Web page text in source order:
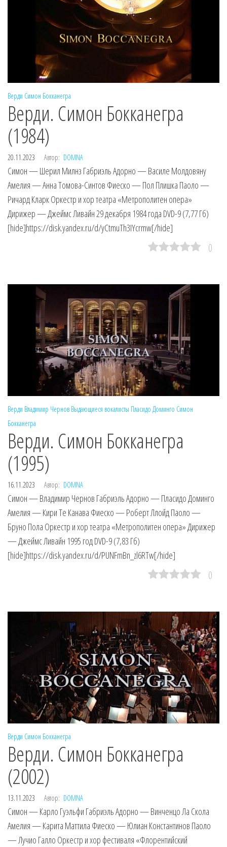
Верди Симон Бокканегра
Верди. Симон Бокканегра
(1984)
20.11.2023 Автор: DOMNA
Симон — Шерил Милнз Габриэль Адорно — Василе Молдовяну
Амелия — Анна Томова-Синтов Фиеско — Пол Плишка Паоло —
Ричард Кларк Оркестр и хор театра «Метрополитен опера»
Дирижер — Джеймс Ливайн 29 декабря 1984 года DVD-9 (7,77 Гб)
[hide]https://disk.yandex.ru/d/yCtmuTh3IYcrmw[/hide]
0
Верди Владимир Чернов Выдающиеся вокалисты Пласидо Доминго Симон
Бокканегра
Верди. Симон Бокканегра
(1995)
16.11.2023 Автор: DOMNA
Симон — Владимир Чернов Габриэль Адорно — Пласидо Доминго
Амелия — Кири Те Канава Фиеско — Роберт Ллойд Паоло —
Бруно Пола Оркестр и хор театра «Метрополитен опера» Дирижер
— Джеймс Ливайн 1995 год DVD-9 (7,83 Гб)
[hide]https://disk.yandex.ru/d/PUNFmBn_zl6RTw[/hide]
0
Верди Симон Бокканегра
Верди. Симон Бокканегра
(2002)
13.11.2023 Автор: DOMNA
Симон — Карло Гуэльфи Габриэль Адорно — Винченцо Ла Скола
Амелия — Карита Маттила Фиеско — Юлиан Константинов Паоло
— Лучио Галло Оркестр и хор фестиваля «Флорентийский